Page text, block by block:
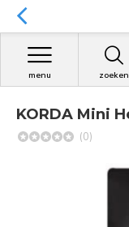
zoeken
menu
KORDA Mini
(0)